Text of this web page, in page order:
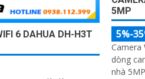
6 DAHUA DH-H3T
5MP
5%-
Camera
dòng
nhà